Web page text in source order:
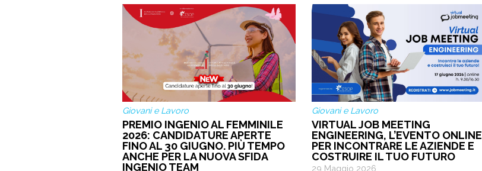
Giovani e Lavoro
PREMIO INGENIO AL FEMMINILE
2026: CANDIDATURE APERTE
FINO AL 30 GIUGNO. PIÙ TEMPO
ANCHE PER LA NUOVA SFIDA
INGENIO TEAM
Giovani e Lavoro
VIRTUAL JOB MEETING
ENGINEERING, L’EVENTO ONLINE
PER INCONTRARE LE AZIENDE E
COSTRUIRE IL TUO FUTURO
29 Maggio 2026